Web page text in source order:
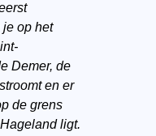
je op het
Demer, de
en er
de grens
ligt.